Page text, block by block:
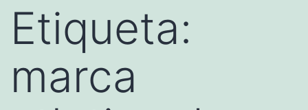
Etiqueta:
marca